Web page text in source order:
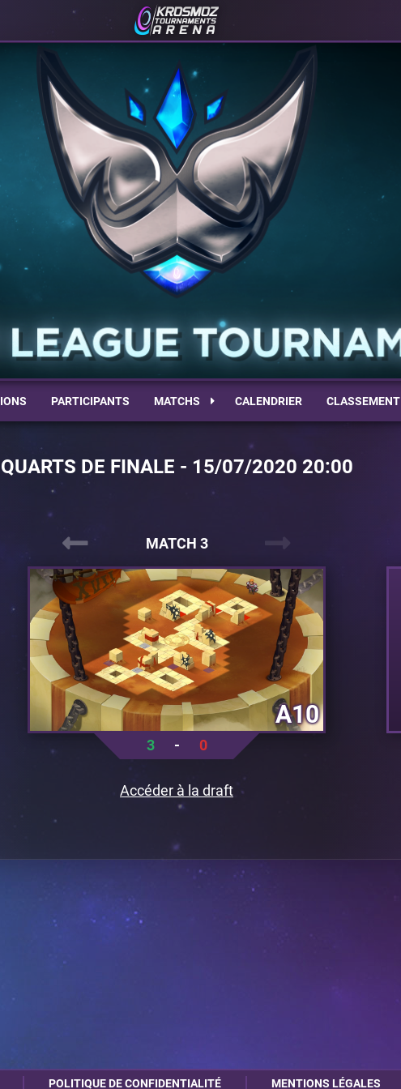
PARTICIPANTS MATCHS CALENDRIER CLASSEMENT
QUARTS DE FINALE - 15/07/2020 20:00
MATCH 3
A10
3 - 0
Accéder à la draft
POLITIQUE DE CONFIDENTIALITÉ MENTIONS LÉGALES